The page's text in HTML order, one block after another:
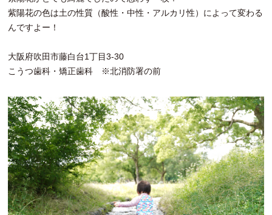
紫陽花の色は土の性質（酸性・中性・アルカリ性）によって変わる
んですよー！
大阪府吹田市藤白台1丁目3-30
こうつ歯科・矯正歯科 ※北消防署の前